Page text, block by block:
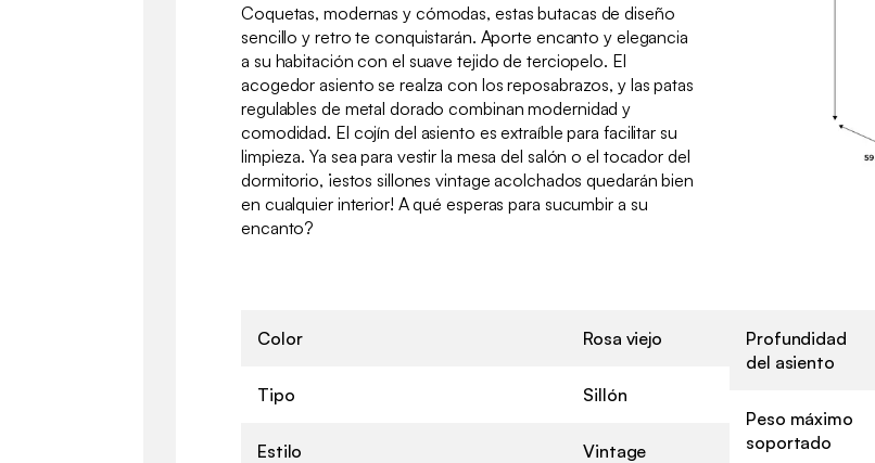
Coquetas, modernas y cómodas, estas butacas de diseño
sencillo y retro te conquistarán. Aporte encanto y elegancia
a su habitación con el suave tejido de terciopelo. El
acogedor asiento se realza con los reposabrazos, y las patas
regulables de metal dorado combinan modernidad y
comodidad. El cojín del asiento es extraíble para facilitar su
limpieza. Ya sea para vestir la mesa del salón o el tocador del
dormitorio, ¡estos sillones vintage acolchados quedarán bien
en cualquier interior! A qué esperas para sucumbir a su
encanto?
Color Rosa viejo
Tipo Sillón
Estilo Vintage
Profundidad
del asiento
Peso máximo
soportado